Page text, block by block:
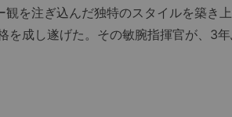
を注ぎ込んだ独特のスタイルを築き
を成し遂げた。その敏腕指揮官が、3